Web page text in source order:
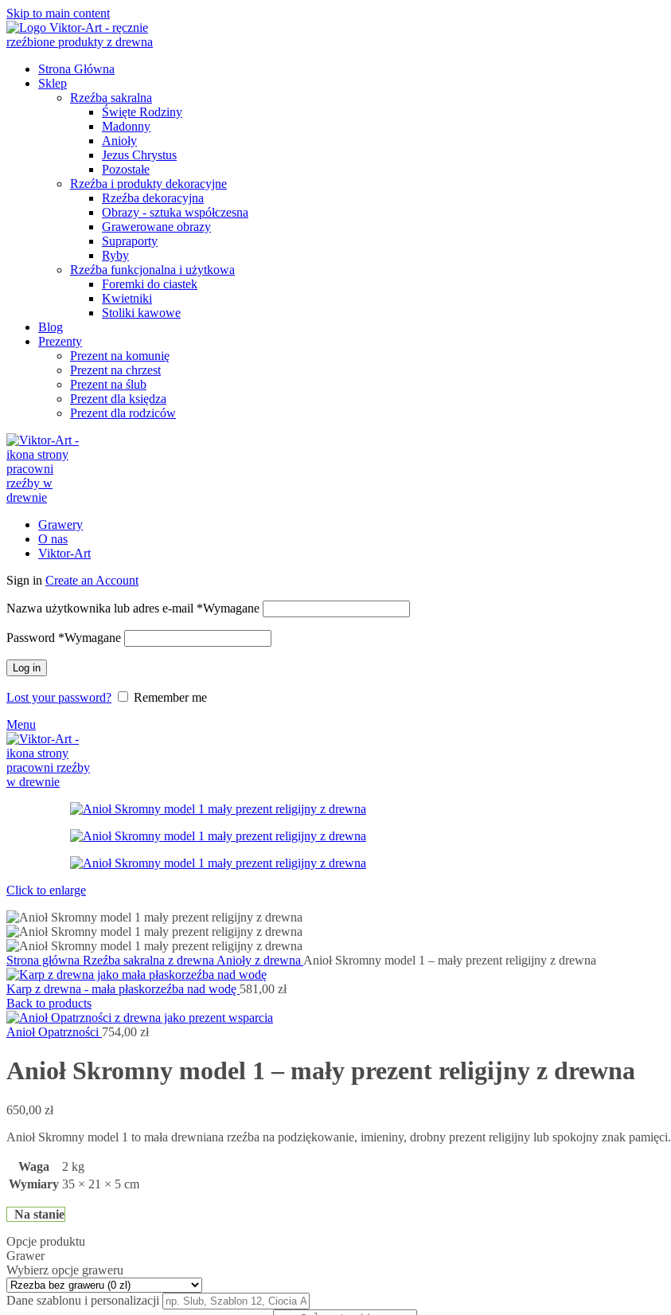
Skip to main content
Strona Główna
Sklep
Rzeźba sakralna
Święte Rodziny
Madonny
Anioły
Jezus Chrystus
Pozostałe
Rzeźba i produkty dekoracyjne
Rzeźba dekoracyjna
Obrazy - sztuka współczesna
Grawerowane obrazy
Supraporty
Ryby
Rzeźba funkcjonalna i użytkowa
Foremki do ciastek
Kwietniki
Stoliki kawowe
Blog
Prezenty
Prezent na komunię
Prezent na chrzest
Prezent na ślub
Prezent dla księdza
Prezent dla rodziców
Grawery
O nas
Viktor-Art
Sign in Create an Account
Nazwa użytkownika lub adres e-mail *Wymagane
Password *Wymagane
Log in
Lost your password?
Remember me
Menu
Click to enlarge
Strona główna Rzeźba sakralna z drewna Anioły z drewna Anioł Skromny model 1 – mały prezent religijny z drewna
Karp z drewna - mała płaskorzeźba nad wodę 581,00 zł
Back to products
Anioł Opatrzności 754,00 zł
Anioł Skromny model 1 – mały prezent religijny z drewna
650,00 zł
Anioł Skromny model 1 to mała drewniana rzeźba na podziękowanie, imieniny, drobny prezent religijny lub spokojny znak pamięci.
Waga
2 kg
Wymiary 35 × 21 × 5 cm
Na stanie
Opcje produktu
Grawer
Wybierz opcje graweru
Dane szablonu i personalizacji